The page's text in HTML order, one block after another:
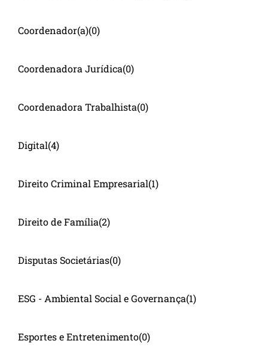
Coordenador(a)(0)
Coordenadora Jurídica(0)
Coordenadora Trabalhista(0)
Digital(4)
Direito Criminal Empresarial(1)
Direito de Família(2)
Disputas Societárias(0)
ESG - Ambiental Social e Governança(1)
Esportes e Entretenimento(0)